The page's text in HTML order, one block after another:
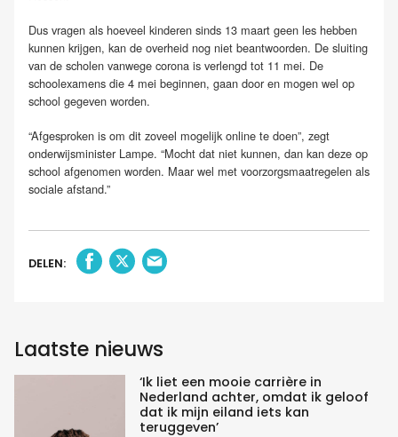
Dus vragen als hoeveel kinderen sinds 13 maart geen les hebben
kunnen krijgen, kan de overheid nog niet beantwoorden. De sluiting
van de scholen vanwege corona is verlengd tot 11 mei. De
schoolexamens die 4 mei beginnen, gaan door en mogen wel op
school gegeven worden.
“Afgesproken is om dit zoveel mogelijk online te doen”, zegt
onderwijsminister Lampe. “Mocht dat niet kunnen, dan kan deze op
school afgenomen worden. Maar wel met voorzorgsmaatregelen als
sociale afstand.”
DELEN:
Laatste nieuws
‘Ik liet een mooie carrière in
Nederland achter, omdat ik geloof
dat ik mijn eiland iets kan
teruggeven’